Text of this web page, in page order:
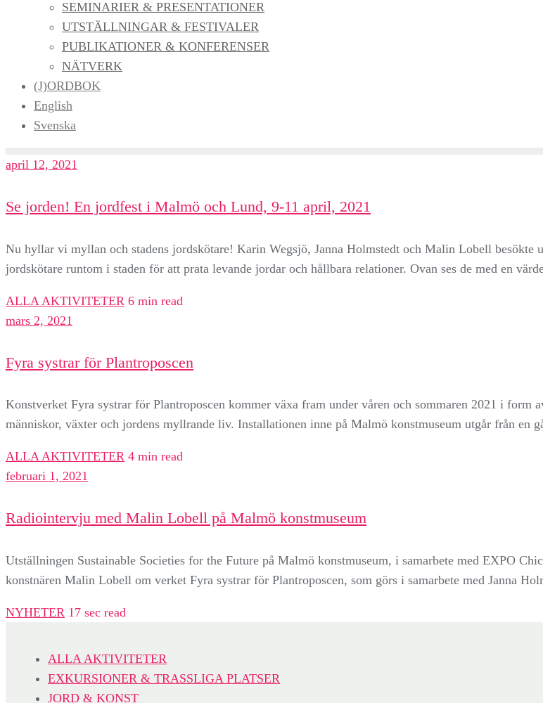
SEMINARIER & PRESENTATIONER
UTSTÄLLNINGAR & FESTIVALER
PUBLIKATIONER & KONFERENSER
NÄTVERK
(J)ORDBOK
English
Svenska
april 12, 2021
Se jorden! En jordfest i Malmö och Lund, 9-11 april, 2021
Nu hyllar vi myllan och stadens jordskötare! Karin Wegsjö, Janna Holmstedt och Malin Lobell besökte
jordskötare runtom i staden för att prata levande jordar och hållbara relationer. Ovan ses de med en
ALLA AKTIVITETER 6 min read
mars 2, 2021
Fyra systrar för Plantroposcen
Konstverket Fyra systrar för Plantroposcen kommer växa fram under våren och sommaren 2021 i form
människor, växter och jordens myllrande liv. Installationen inne på Malmö konstmuseum utgår från
ALLA AKTIVITETER 4 min read
februari 1, 2021
Radiointervju med Malin Lobell på Malmö konstmuseum
Utställningen Sustainable Societies for the Future på Malmö konstmuseum, i samarbete med EXPO
konstnären Malin Lobell om verket Fyra systrar för Plantroposcen, som görs i samarbete med Janna
NYHETER 17 sec read
ALLA AKTIVITETER
EXKURSIONER & TRASSLIGA PLATSER
JORD & KONST